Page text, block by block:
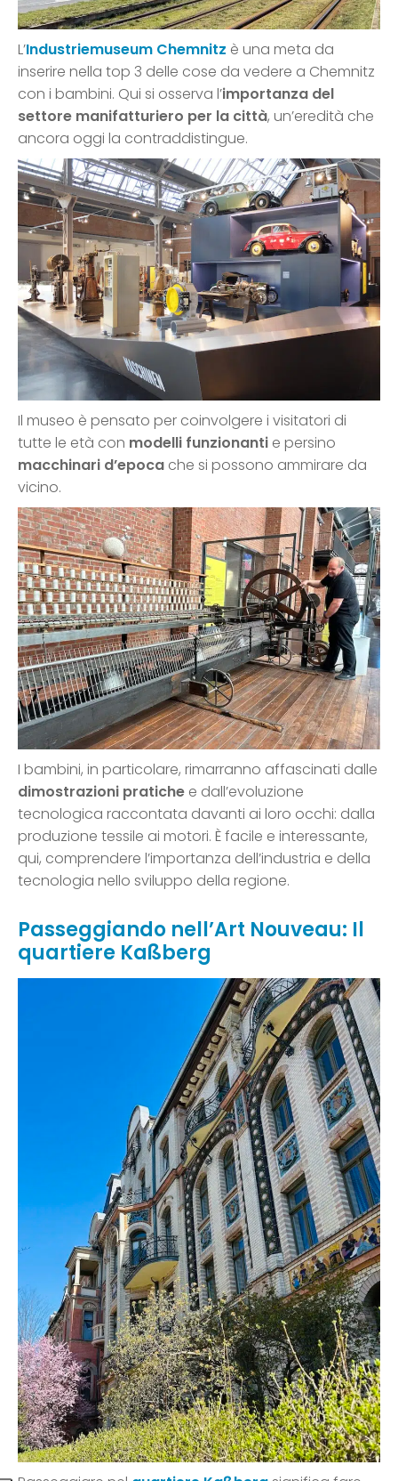
L’Industriemuseum Chemnitz è una meta da
inserire nella top 3 delle cose da vedere a Chemnitz
con i bambini. Qui si osserva l’importanza del
settore manifatturiero per la città, un’eredità che
ancora oggi la contraddistingue.
Il museo è pensato per coinvolgere i visitatori di
tutte le età con modelli funzionanti e persino
macchinari d’epoca che si possono ammirare da
vicino.
I bambini, in particolare, rimarranno affascinati dalle
dimostrazioni pratiche e dall’evoluzione
tecnologica raccontata davanti ai loro occhi: dalla
produzione tessile ai motori. È facile e interessante,
qui, comprendere l’importanza dell’industria e della
tecnologia nello sviluppo della regione.
Passeggiando nell’Art Nouveau: Il
quartiere Kaßberg